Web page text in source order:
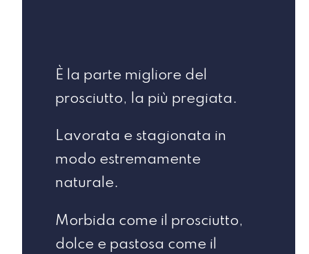
È la parte migliore del
prosciutto, la più pregiata.
Lavorata e stagionata in
modo estremamente
naturale.
Morbida come il prosciutto,
dolce e pastosa come il